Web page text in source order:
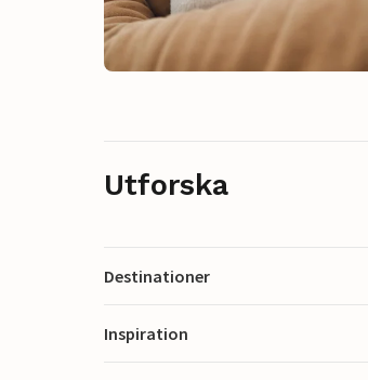
Utforska
Destinationer
Inspiration